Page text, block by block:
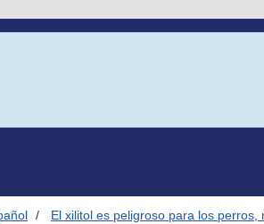
El xilitol es peligroso para los